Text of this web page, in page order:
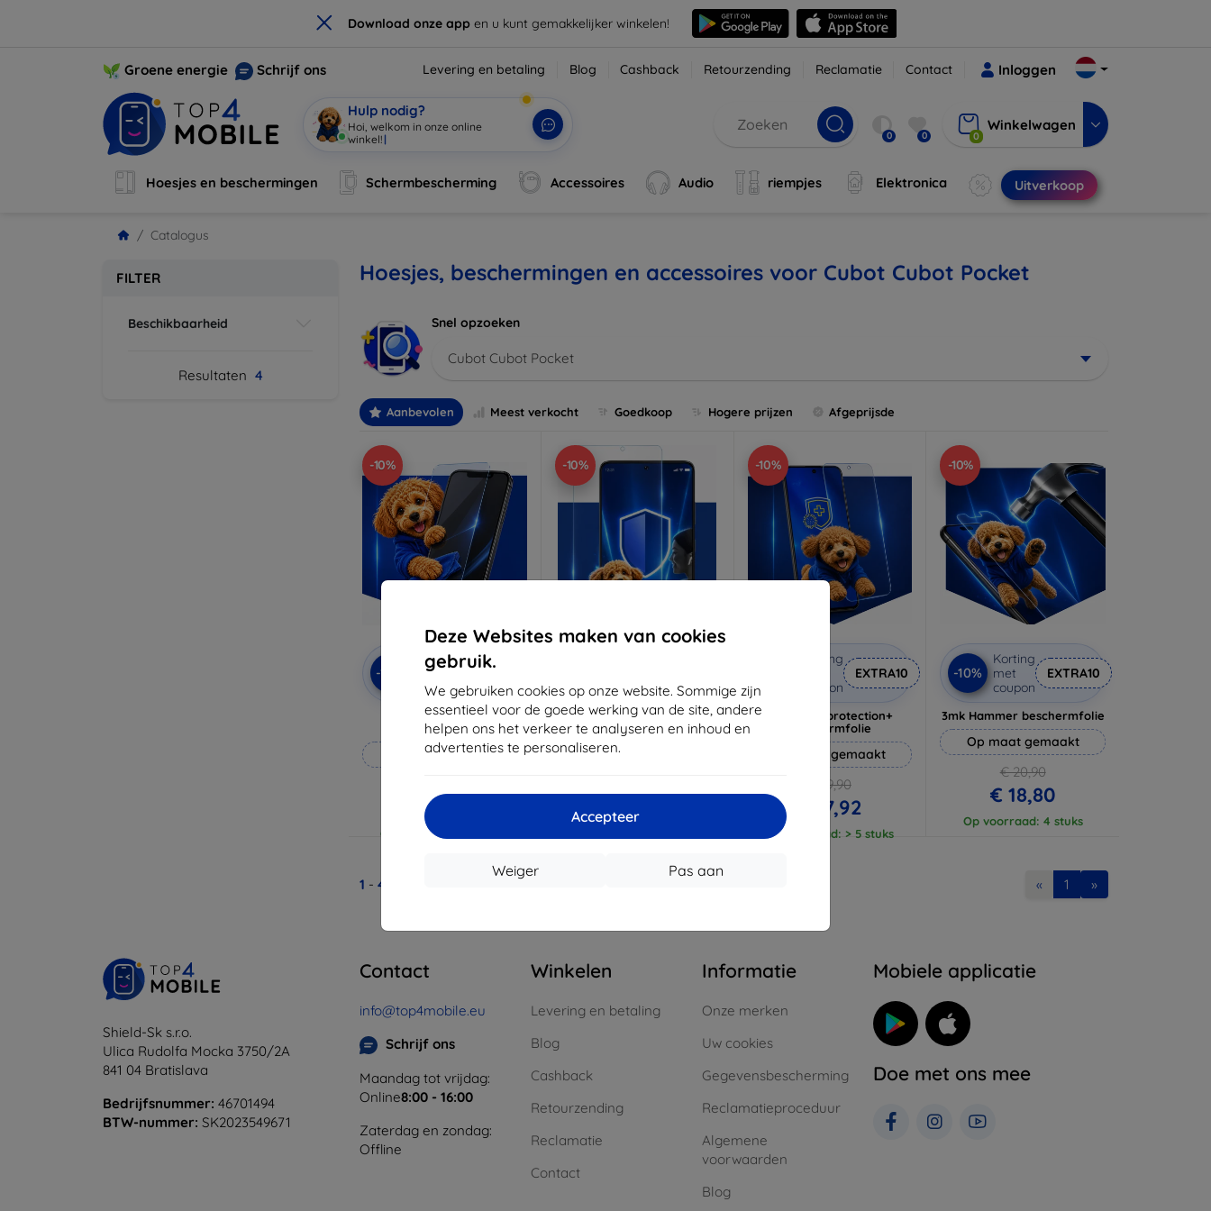
× Download onze app en u kunt gemakkelijker winkelen!
Deze Websites maken van cookies
gebruik.
We gebruiken cookies op onze website. Sommige zijn
essentieel voor de goede werking van de site, andere
helpen ons het verkeer te analyseren en inhoud en
advertenties te personaliseren.
Accepteer
Pas aan
Weiger
Groene energie Schrijf ons Levering en betaling Blog Cashback Retourzending Reclamatie Contact Inloggen
Hulp nodig?
Hoi, welkom in onze online
winkel!| 0 0 0
Winkelwagen
Hoesjes en beschermingen Schermbescherming Accessoires Audio riempjes Elektronica Uitverkoop
Catalogus
FILTER
Beschikbaarheid
Resultaten 4
Hoesjes, beschermingen en accessoires voor Cubot Cubot Pocket
Snel opzoeken
Cubot Cubot Pocket
Aanbevolen Meest verkocht Goedkoop Hogere prijzen Afgeprijsde
-10%
-10%
Korting
met
coupon
EXTRA10
3mk Anti-Shock
beschermglas
Op maat gemaakt
€ 16,11
Op voorraad: > 5 stuks
-10%
coupon
3mk Pure Matt
beschermglas
Op maat gemaakt
€ 12,51
-10%
Korting
coupon
EXTRA10
3mk Silverprotection+
beschermfolie
Op maat gemaakt
€ 19,90
€ 17,92
Op voorraad: > 5 stuks
-10%
-10%
Korting
met
coupon
EXTRA10
3mk Hammer beschermfolie
Op maat gemaakt
€ 20,90
€ 18,80
Op voorraad: 4 stuks
1 - 4 « 1 »
Shield-Sk s.r.o.
Ulica Rudolfa Mocka 3750/2A
841 04 Bratislava
Bedrijfsnummer: 46701494
BTW-nummer: SK2023549671
Contact
info@top4mobile.eu
Schrijf ons
Maandag tot vrijdag:
Online8:00 - 16:00
Zaterdag en zondag:
Offline
Winkelen
Levering en betaling
Blog
Cashback
Retourzending
Reclamatie
Contact
Informatie
Onze merken
Uw cookies
Gegevensbescherming
Reclamatieproceduur
Algemene
voorwaarden
Blog
Mobiele applicatie
Doe met ons mee